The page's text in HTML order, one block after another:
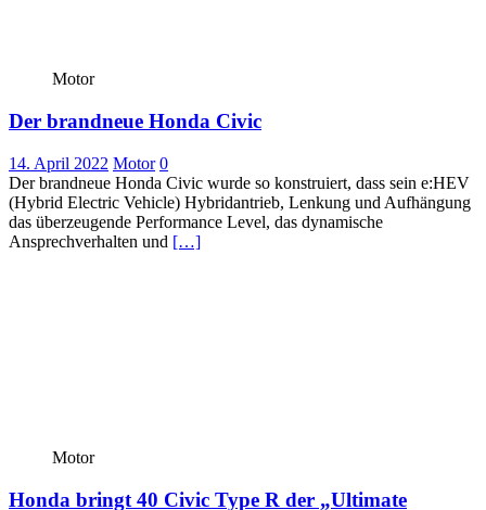
Motor
Der brandneue Honda Civic
14. April 2022 Motor 0
Der brandneue Honda Civic wurde so konstruiert, dass sein e:HEV
(Hybrid Electric Vehicle) Hybridantrieb, Lenkung und Aufhängung
das überzeugende Performance Level, das dynamische
Ansprechverhalten und […]
Motor
Honda bringt 40 Civic Type R der „Ultimate